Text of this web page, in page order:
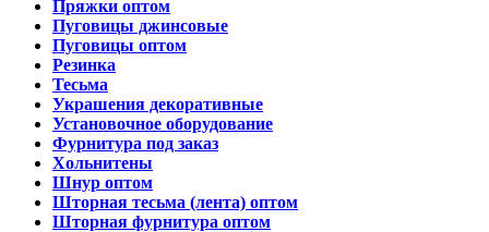
Пряжки оптом
Пуговицы джинсовые
Пуговицы оптом
Резинка
Тесьма
Украшения декоративные
Установочное оборудование
Фурнитура под заказ
Хольнитены
Шнур оптом
Шторная тесьма (лента) оптом
Шторная фурнитура оптом